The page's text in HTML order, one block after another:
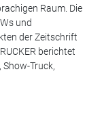
Raum. Die
und
der Zeitschrift
berichtet
Show-Truck,